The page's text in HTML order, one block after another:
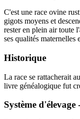
C'est une race ovine
gigots moyens et
rester en plein air toute
ses qualités maternelles
Historique
La race se rattacherait
livre généalogique fut
Système